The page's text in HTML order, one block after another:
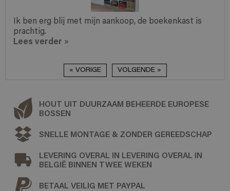
Ik ben erg blij met mijn aankoop, de boekenkast is
prachtig.
Lees verder »
« VORIGE VOLGENDE »
HOUT UIT DUURZAAM BEHEERDE EUROPESE
BOSSEN
SNELLE MONTAGE & ZONDER GEREEDSCHAP
LEVERING OVERAL IN LEVERING OVERAL IN
BELGIË BINNEN TWEE WEKEN
BETAAL VEILIG MET PAYPAL